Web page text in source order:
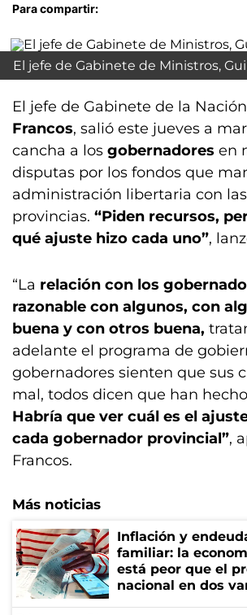
Para compartir:
El jefe de Gabinete de Ministros,
El jefe de Gabinete de la
Francos, salió este jueves a
cancha a los gobernadores en
disputas por los fondos que
administración libertaria con las
provincias. “Piden recursos,
qué ajuste hizo cada uno”,
“La relación con los
razonable con algunos, con
buena y con otros buena,
adelante el programa de
gobernadores sienten que sus
mal, todos dicen que han
Habría que ver cuál es el
cada gobernador provincial”,
Francos.
Más noticias
Inflación y
familiar: la
está peor que el
nacional en dos